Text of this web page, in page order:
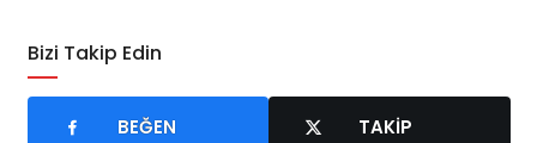
Bizi Takip Edin
BEĞEN TAKIP